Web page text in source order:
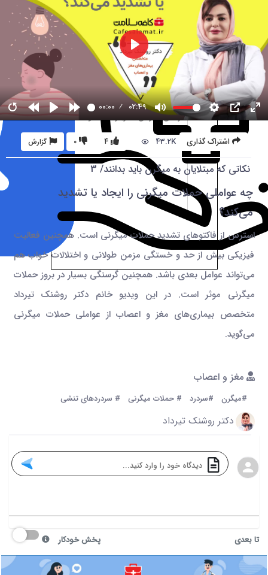
00:00 02:49
اشتراک گذاری 43.2K گزارش 0 4
نکاتی که مبتلایان به میگرن باید بدانند/ 3
چه عواملی حملات میگرنی را ایجاد یا تشدید
می‌کند؟
استرس از فاکتوهای تشدید حملات میگرنی است. همچنین فعالیت
فیزیکی بیش از حد و خستگی مزمن طولانی و اختلالات خواب هم
می‌تواند عوامل بعدی باشد. همچنین گرسنگی بسیار در بروز حملات
میگرنی موثر است. در این ویدیو خانم دکتر روشنک تیرداد
متخصص بیماری‌های مغز و اعصاب از عواملی حملات میگرنی
می‌گوید.
مغز و اعصاب
#میگرن #سردرد # حملات میگرنی # سردردهای تنشی
دکتر روشنک تیرداد
تا بعدی پخش خودکار